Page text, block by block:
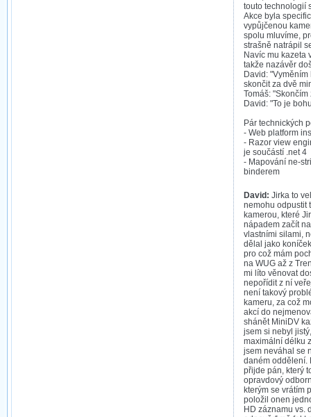
touto technologií
Akce byla
vypůjčenou
spolu mluvíme,
strašně natrápil
Navíc mu kazeta
takže nazávěr
David:
skončit za dvě
Tomáš: "Skončím
David: "To je
Pár technických
- Web platform
- Razor view
je součástí .net 4
- Mapování ne-
binderem
David: Jirka to
nemohu odpustit
kamerou, které
nápadem začít
vlastními silami,
dělal jako
pro což mám
na WUG až z
mi líto věnovat
nepořídit z ní
není takový
kameru, za což
akcí do
shánět MiniDV
jsem si nebyl
maximální délku
jsem neváhal se
daném oddělení.
přijde pán, který
opravdový
kterým se vrátím
položil onen
HD záznamu vs.